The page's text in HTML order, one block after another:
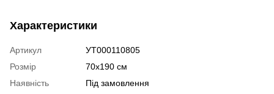
Характеристики
Артикул
УТ000110805
Розмір
70х190 см
Наявність
Під замовлення